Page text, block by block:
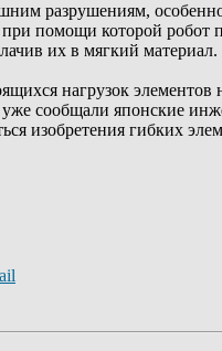
разрушениям,
помощи которой робот
их в мягкий материал.
нагрузок
сообщали японские
изобретения гибких